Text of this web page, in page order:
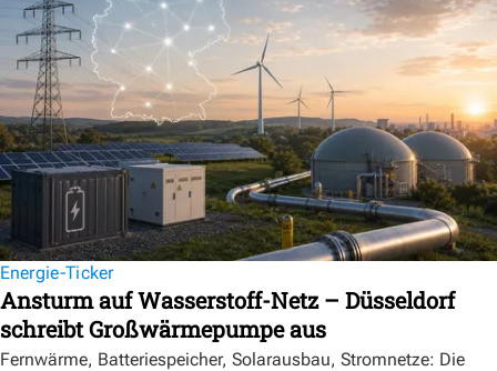
Energie-Ticker
Ansturm auf Wasserstoff-Netz – Düsseldorf
schreibt Großwärmepumpe aus
Fernwärme, Batteriespeicher, Solarausbau, Stromnetze: Die